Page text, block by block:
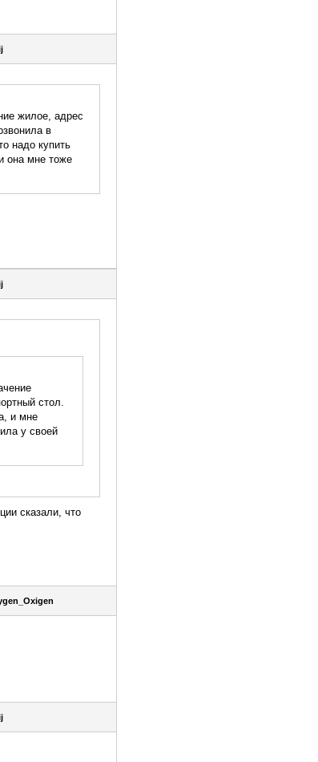
жилое, адрес
в
надо купить
она мне тоже
стол.
и мне
у своей
сказали, что